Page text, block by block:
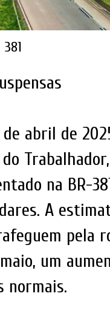
abril de
na BR-
A
pela
um
normais.